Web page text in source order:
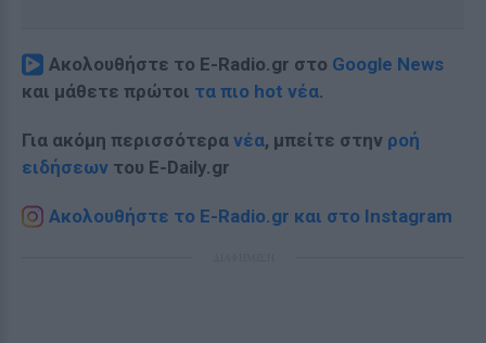
Ακολουθήστε το E-Radio.gr στο Google News
και μάθετε πρώτοι τα πιο hot νέα.
Για ακόμη περισσότερα νέα, μπείτε στην ροή
ειδήσεων του E-Daily.gr
Ακολουθήστε το E-Radio.gr και στο Instagram